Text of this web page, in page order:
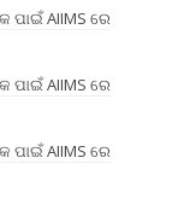
ପାଇଁ AIIMS ରେ
ପାଇଁ AIIMS ରେ
ପାଇଁ AIIMS ରେ